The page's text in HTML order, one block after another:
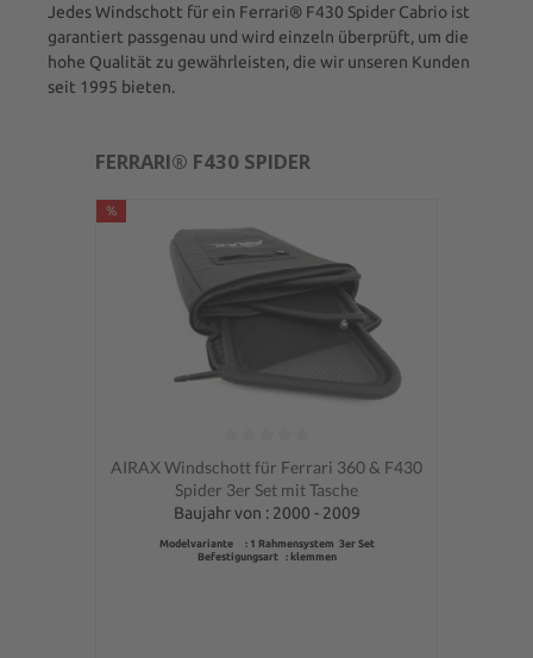
Jedes Windschott für ein Ferrari® F430 Spider Cabrio ist
garantiert passgenau und wird einzeln überprüft, um die
hohe Qualität zu gewährleisten, die wir unseren Kunden
seit 1995 bieten.
FERRARI® F430 SPIDER
%
Durchschnittliche Bewertung von 0 von 5 Sternen
AIRAX Windschott für Ferrari 360 & F430
Spider 3er Set mit Tasche
Baujahr von : 2000 - 2009
Modelvariante : 1 Rahmensystem 3er Set
Befestigungsart : klemmen